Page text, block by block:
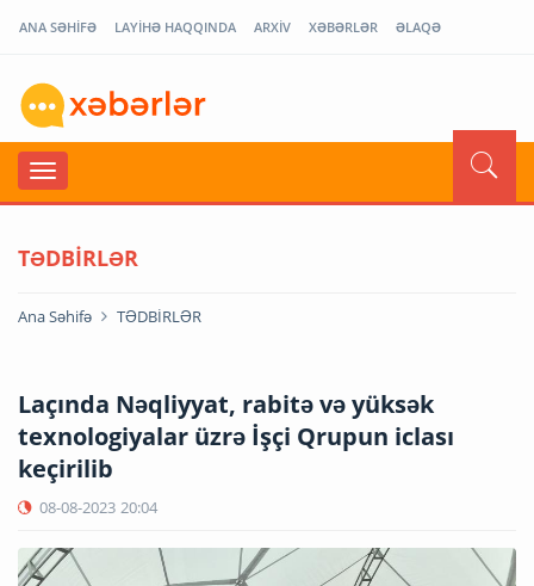
ANA SƏHİFƏ LAYİHƏ HAQQINDA ARXİV XƏBƏRLƏR ƏLAQƏ
TƏDBİRLƏR
Ana Səhifə TƏDBİRLƏR
Laçında Nəqliyyat, rabitə və yüksək
texnologiyalar üzrə İşçi Qrupun iclası
keçirilib
08-08-2023 20:04